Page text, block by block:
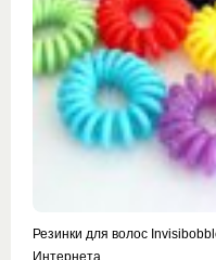
Резинки для волос
Интернета